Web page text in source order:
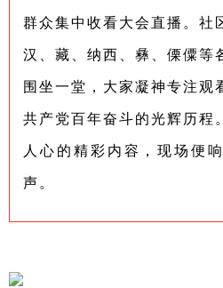
群众集中收看大会直播。社
汉、藏、纳西、彝、傈僳等
围坐一堂，大家凝神专注观
共产党百年奋斗的光辉历程
人心的精彩内容，现场便
声。